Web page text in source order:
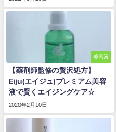
美容液
【薬剤師監修の贅沢処方】
Eiju(エイジュ)プレミアム美容
液で賢くエイジングケア☆
2020年2月10日